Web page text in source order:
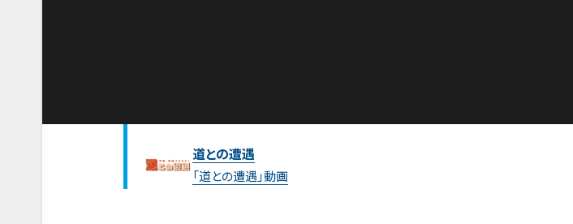
道との遭遇
「道との遭遇」動画